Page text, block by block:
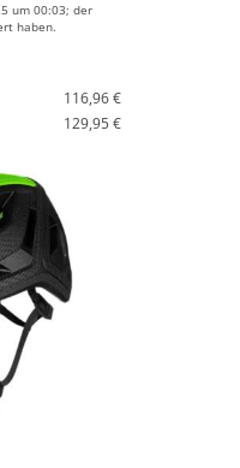
um 00:03; der
haben.
116,96 €
129,95 €